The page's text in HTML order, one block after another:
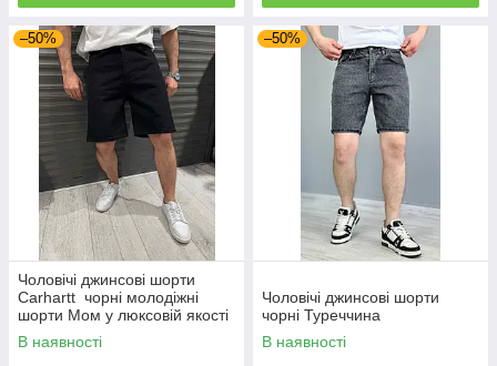
–50%
Чоловічі джинсові шорти
Carhartt чорні молодіжні
шорти Мом у люксовій якості
В наявності
–50%
Чоловічі джинсові шорти
чорні Туреччина
В наявності